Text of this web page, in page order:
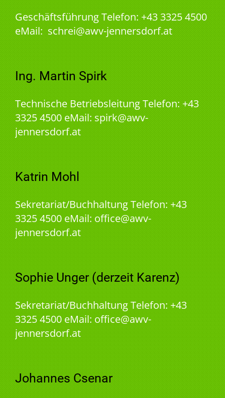
Geschäftsführung Telefon: +43 3325 4500
eMail: schrei@awv-jennersdorf.at
Ing. Martin Spirk
Technische Betriebsleitung Telefon: +43
3325 4500 eMail: spirk@awv-
jennersdorf.at
Katrin Mohl
Sekretariat/Buchhaltung Telefon: +43
3325 4500 eMail: office@awv-
jennersdorf.at
Sophie Unger (derzeit Karenz)
Sekretariat/Buchhaltung Telefon: +43
3325 4500 eMail: office@awv-
jennersdorf.at
Johannes Csenar